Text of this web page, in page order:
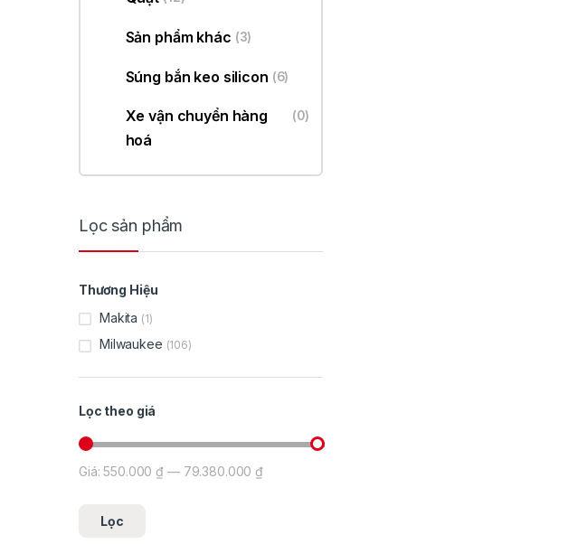
Sản phẩm khác (3)
Súng bắn keo silicon (6)
Xe vận chuyển hàng
hoá
(0)
Lọc sản phẩm
Thương Hiệu
Makita (1)
Milwaukee (106)
Lọc theo giá
Giá tối thiểu
Giá tối đa
Lọc
Giá:550.000 ₫ — 79.380.000 ₫